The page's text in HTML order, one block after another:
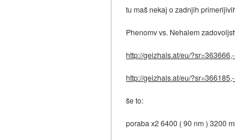
tu maš nekaj o zadnjih
Phenomv vs. Nehalem
http://geizhals.at/eu/?sr=363666,-
http://geizhals.at/eu/?sr=366185,-
še to:
poraba x2 6400 ( 90 nm ) 3200